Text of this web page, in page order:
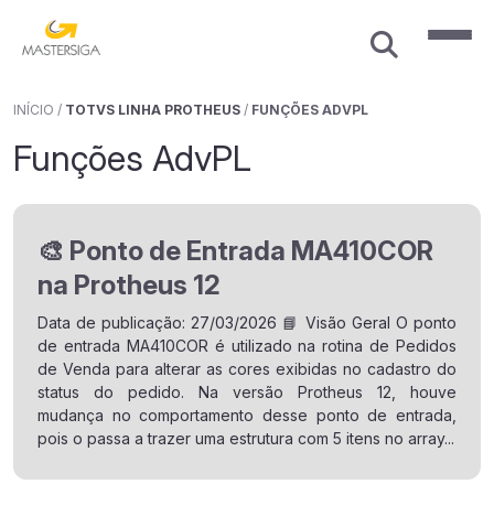
INÍCIO / TOTVS LINHA PROTHEUS / FUNÇÕES ADVPL
Funções AdvPL
🎨 Ponto de Entrada MA410COR
na Protheus 12
Data de publicação: 27/03/2026 📘 Visão Geral O ponto
de entrada MA410COR é utilizado na rotina de Pedidos
de Venda para alterar as cores exibidas no cadastro do
status do pedido. Na versão Protheus 12, houve
mudança no comportamento desse ponto de entrada,
pois o passa a trazer uma estrutura com 5 itens no array...